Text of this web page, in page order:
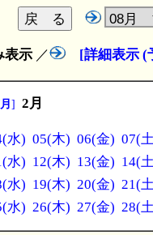
表示 ／ [詳細表示 (
] 2月
水) 05(木) 06(金) 07(
水) 12(木) 13(金) 14(
水) 19(木) 20(金) 21(
水) 26(木) 27(金) 28(